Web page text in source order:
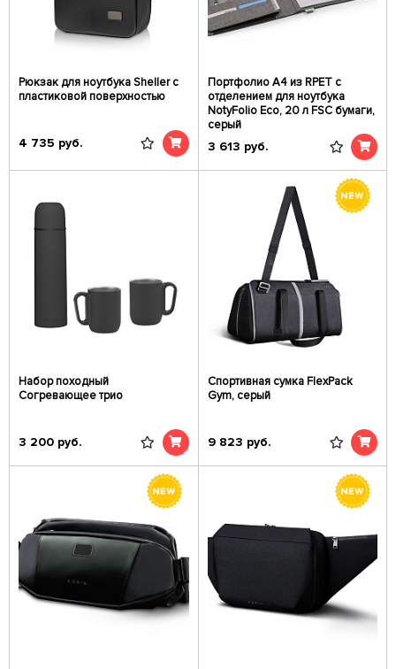
Рюкзак для ноутбука Sheller с
пластиковой поверхностью
4 735 руб.
Портфолио А4 из RPET с
отделением для ноутбука
NotyFolio Eco, 20 л FSC бумаги,
серый
3 613 руб.
Набор походный
Согревающее трио
3 200 руб.
Спортивная сумка FlexPack
Gym, серый
9 823 руб.